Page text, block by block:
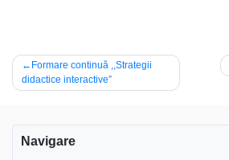
Navigare
în
Formare continuă ,,Strategii
didactice interactive”
Navigare